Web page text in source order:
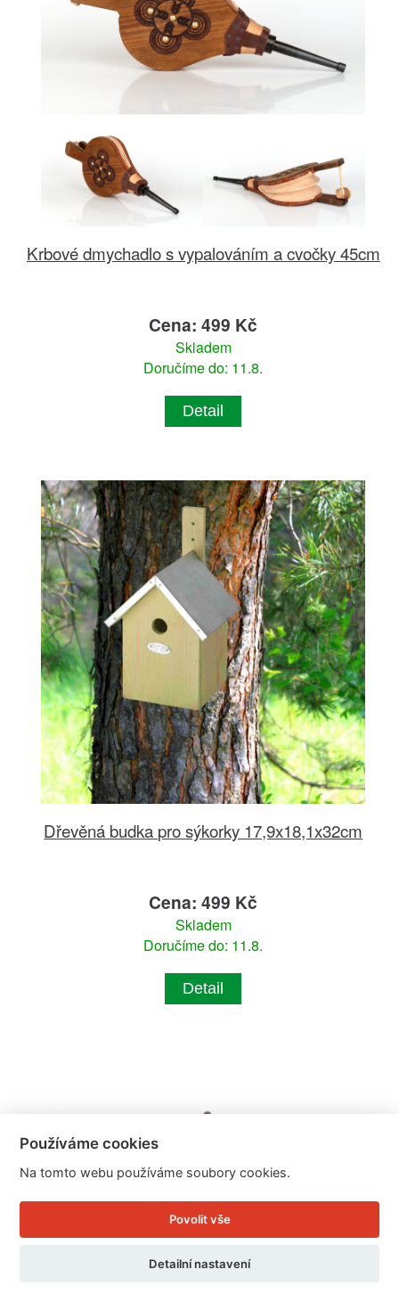
Krbové dmychadlo s vypalováním a cvočky 45cm
Cena: 499 Kč
Skladem
Doručíme do: 11.8.
Detail
Dřevěná budka pro sýkorky 17,9x18,1x32cm
Cena: 499 Kč
Skladem
Doručíme do: 11.8.
Detail
Používáme cookies
Na tomto webu používáme soubory cookies.
Povolit vše
Detailní nastavení